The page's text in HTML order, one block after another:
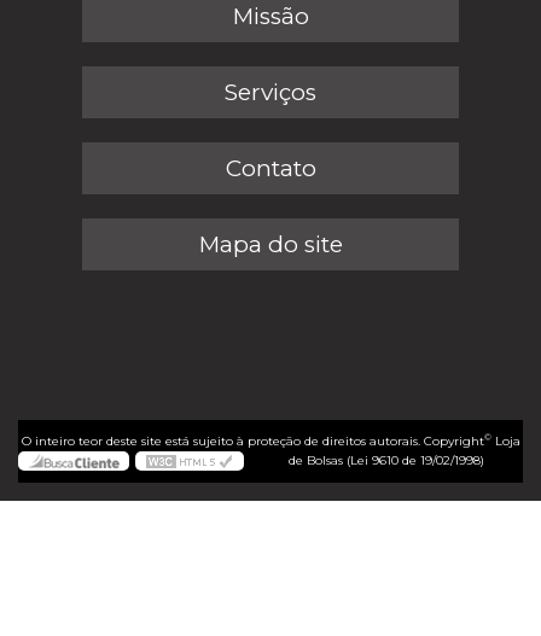
Missão
Serviços
Contato
Mapa do site
O inteiro teor deste site está sujeito à proteção de direitos autorais. Copyright©Loja
de Bolsas (Lei 9610 de 19/02/1998)